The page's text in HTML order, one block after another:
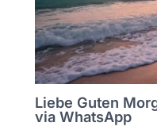
Liebe Guten
via WhatsApp